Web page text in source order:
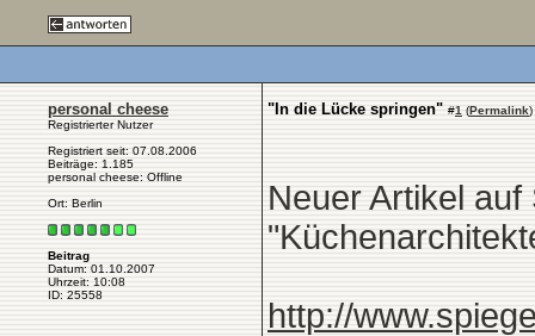
personal cheese
Registrierter Nutzer
Registriert seit: 07.08.2006
Beiträge: 1.185
personal cheese: Offline
Ort: Berlin
Beitrag
Datum: 01.10.2007
Uhrzeit: 10:08
ID: 25558
"In die Lücke springen" #1 (Permalink)
Neuer Artikel
http://